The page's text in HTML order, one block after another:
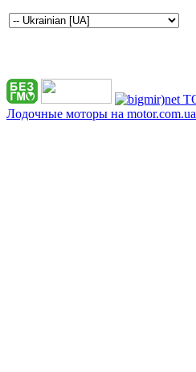
Лодочные моторы на motor.com.ua